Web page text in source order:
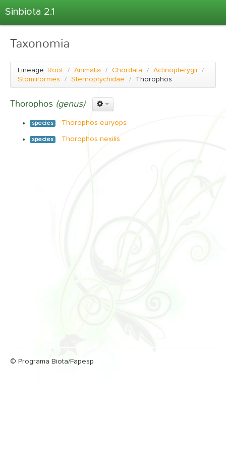
Sinbiota 2.1
Informações Ambientais
Coletas
Projetos
Atlas 2.1
Estatísticas
Taxonomia
Lineage: Root / Animalia / Chordata / Actinopterygii
/
Stomiiformes
/ Sternoptychidae / Thorophos
Thorophos (genus)
species Thorophos euryops
species Thorophos nexilis
© Programa Biota/Fapesp